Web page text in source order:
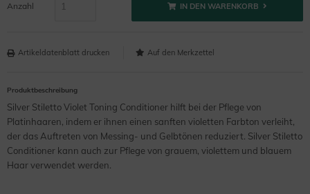
Anzahl IN DEN WARENKORB
Artikeldatenblatt drucken
Produktbeschreibung
Silver Stiletto Violet Toning Conditioner hilft bei der Pflege von
Platinhaaren, indem er ihnen einen sanften violetten Farbton verleiht,
der das Auftreten von Messing- und Gelbtönen reduziert. Silver Stiletto
Conditioner kann auch zur Pflege von grauem, violettem und blauem
Haar verwendet werden.